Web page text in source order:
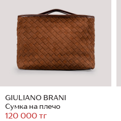
GIULIANO BRANI
Сумка на плечо
120 000 тг